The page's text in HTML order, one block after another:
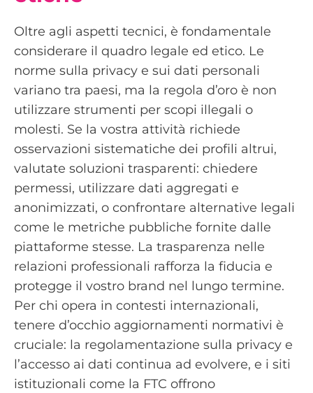
Oltre agli aspetti tecnici, è fondamentale
considerare il quadro legale ed etico. Le
norme sulla privacy e sui dati personali
variano tra paesi, ma la regola d’oro è non
utilizzare strumenti per scopi illegali o
molesti. Se la vostra attività richiede
osservazioni sistematiche dei profili altrui,
valutate soluzioni trasparenti: chiedere
permessi, utilizzare dati aggregati e
anonimizzati, o confrontare alternative legali
come le metriche pubbliche fornite dalle
piattaforme stesse. La trasparenza nelle
relazioni professionali rafforza la fiducia e
protegge il vostro brand nel lungo termine.
Per chi opera in contesti internazionali,
tenere d’occhio aggiornamenti normativi è
cruciale: la regolamentazione sulla privacy e
l’accesso ai dati continua ad evolvere, e i siti
istituzionali come la FTC offrono